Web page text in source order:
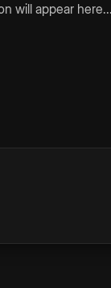
will appear here...